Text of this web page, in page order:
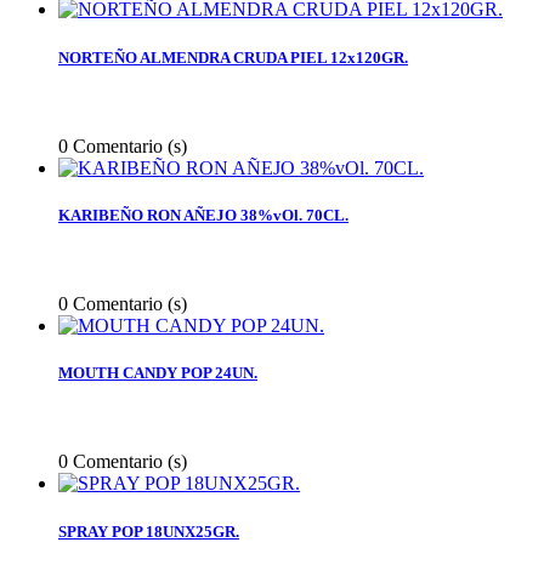
NORTEÑO ALMENDRA CRUDA PIEL 12x120GR.
0 Comentario (s)
KARIBEÑO RON AÑEJO 38%vOl. 70CL.
0 Comentario (s)
MOUTH CANDY POP 24UN.
0 Comentario (s)
SPRAY POP 18UNX25GR.